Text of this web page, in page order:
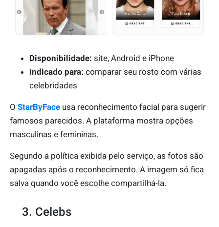
Disponibilidade: site, Android e iPhone
Indicado para: comparar seu rosto com várias
celebridades
O StarByFace usa reconhecimento facial para sugerir
famosos parecidos. A plataforma mostra opções
masculinas e femininas.
Segundo a política exibida pelo serviço, as fotos são
apagadas após o reconhecimento. A imagem só fica
salva quando você escolhe compartilhá-la.
3. Celebs